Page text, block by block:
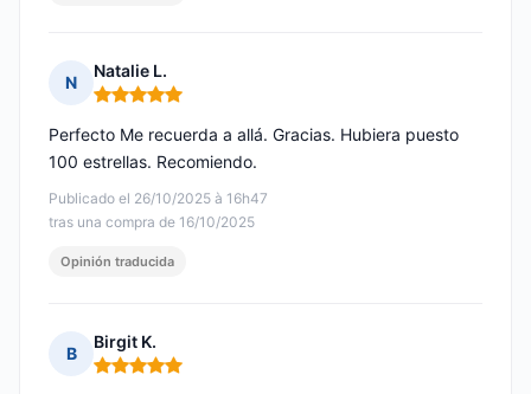
N
Natalie L.
Nota: 5 de 5
Publicado el 26/10/2025 à 16h47
tras una compra de 16/10/2025
Perfecto Me recuerda a allá. Gracias. Hubiera puesto
100 estrellas. Recomiendo.
Opinión traducida
B
Birgit K.
Nota: 5 de 5